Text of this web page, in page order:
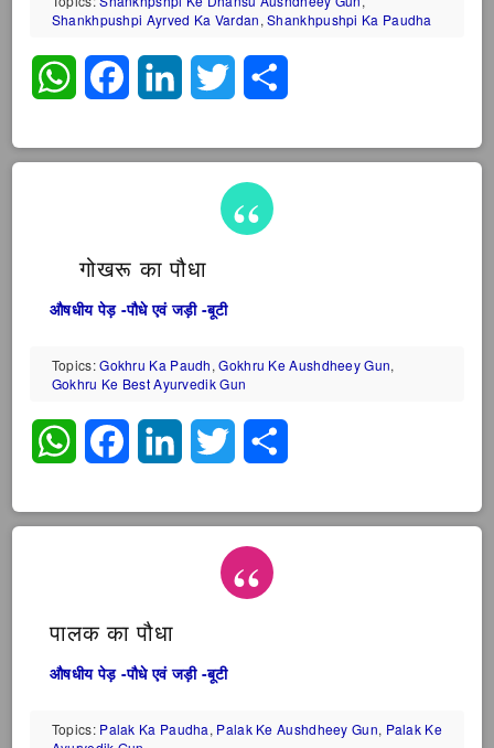
Shankhpushpi Ayrved Ka Vardan,Shankhpushpi Ka Paudha
WhatsAppFacebookLinkedInTwitter
गोखरू का पौधा
औषधीय पेड़ -पौधे एवं जड़ी -बूटी
Topics:Gokhru Ka Paudh,Gokhru Ke Aushdheey Gun,
Gokhru Ke Best Ayurvedik Gun
WhatsAppFacebookLinkedInTwitter
पालक का पौधा
औषधीय पेड़ -पौधे एवं जड़ी -बूटी
Topics: Palak Ka Paudha, Palak Ke Aushdheey Gun, Palak Ke